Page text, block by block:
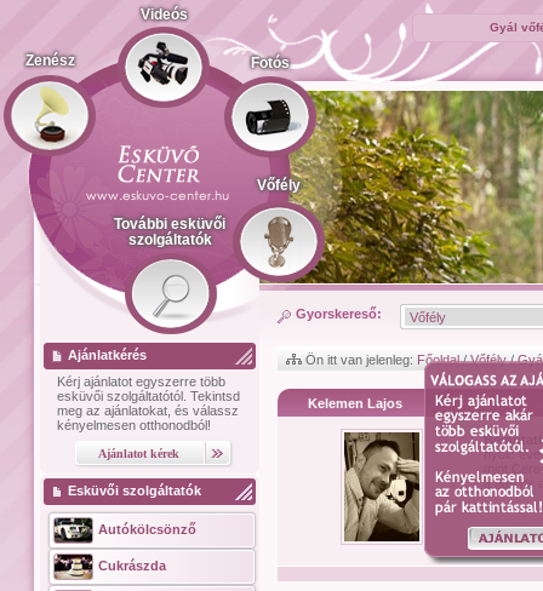
Gyál
Zenész
Videós
Fotós
Vőfély
További esküvői
szolgáltatók
Ajánlatkérés
Kérj ajánlatot egyszerre több
esküvői szolgáltatótól. Tekintsd
meg az ajánlatokat, és válassz
kényelmesen otthonodból!
Esküvői szolgáltatók
Autókölcsönző
Cukrászda
Gyorskereső:
Ön itt van jelenleg: Főoldal/Vőfély/
Kelemen Lajos
nyolc
mint
a nap ne